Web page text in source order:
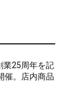
業25周年を記
催。店内商品